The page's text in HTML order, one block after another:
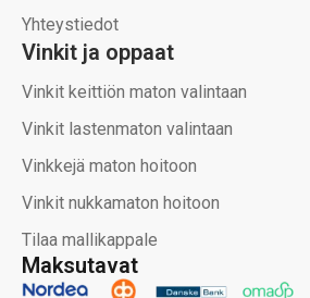
Maksutavat
Yhteystiedot
Vinkit ja oppaat
Vinkit keittiön maton valintaan
Vinkit lastenmaton valintaan
Vinkkejä maton hoitoon
Vinkit nukkamaton hoitoon
Tilaa mallikappale